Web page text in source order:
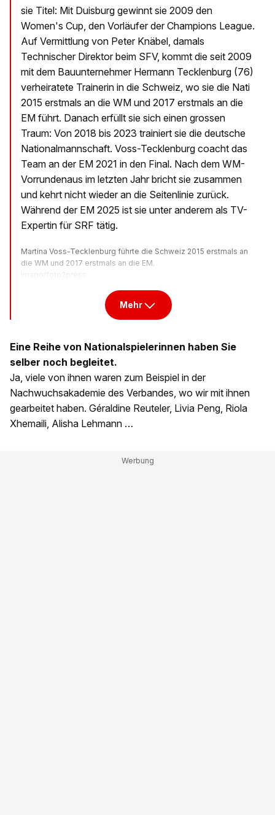
sie Titel: Mit Duisburg gewinnt sie 2009 den
Women's Cup, den Vorläufer der Champions League.
Auf Vermittlung von Peter Knäbel, damals
Technischer Direktor beim SFV, kommt die seit 2009
mit dem Bauunternehmer Hermann Tecklenburg (76)
verheiratete Trainerin in die Schweiz, wo sie die Nati
2015 erstmals an die WM und 2017 erstmals an die
EM führt. Danach erfüllt sie sich einen grossen
Traum: Von 2018 bis 2023 trainiert sie die deutsche
Nationalmannschaft. Voss-Tecklenburg coacht das
Team an der EM 2021 in den Final. Nach dem WM-
Vorrundenaus im letzten Jahr bricht sie zusammen
und kehrt nicht wieder an die Seitenlinie zurück.
Während der EM 2025 ist sie unter anderem als TV-
Expertin für SRF tätig.
Martina Voss-Tecklenburg führte die Schweiz 2015 erstmals an
die WM und 2017 erstmals an die EM.
imago/foto2press
Mehr
Eine Reihe von Nationalspielerinnen haben Sie
selber noch begleitet.
Ja, viele von ihnen waren zum Beispiel in der
Nachwuchsakademie des Verbandes, wo wir mit ihnen
gearbeitet haben. Géraldine Reuteler, Livia Peng, Riola
Xhemaili, Alisha Lehmann …